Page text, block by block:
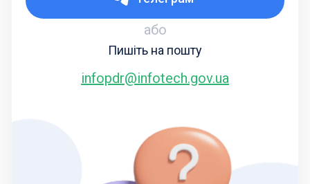
або
Пишіть на пошту
infopdr@infotech.gov.ua